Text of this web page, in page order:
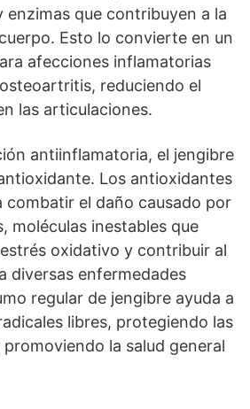
que contribuyen a la
Esto lo convierte en un
afecciones inflamatorias
reduciendo el
las articulaciones.
antiinflamatoria, el jengibre
Los antioxidantes
combatir el daño causado por
moléculas inestables que
oxidativo y contribuir al
diversas enfermedades
regular de jengibre ayuda a
libres, protegiendo las
la salud general